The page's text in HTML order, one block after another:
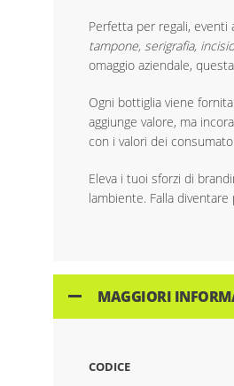
Perfetta per regali, eventi
tampone, serigrafia,
omaggio aziendale,
Ogni bottiglia viene
aggiunge valore, ma
con i valori dei
Eleva i tuoi sforzi di
lambiente. Falla
MAGGIORI
CODICE